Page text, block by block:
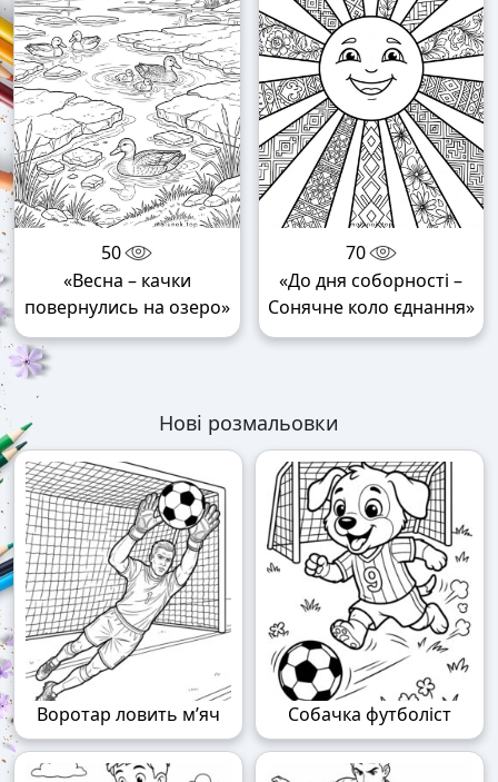
50
«Весна – качки
повернулись на озеро»
70
«До дня соборності –
Сонячне коло єднання»
Нові розмальовки
Воротар ловить м’яч Собачка футболіст